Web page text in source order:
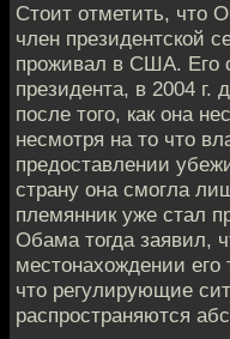
Стоит отметить, что
член президентской
проживал в США. Его
президента, в 2004 г.
после того, как она
несмотря на то что
предоставлении
страну она смогла
племянник уже стал
Обама тогда заявил,
местонахождении его
что регулирующие
распространяются